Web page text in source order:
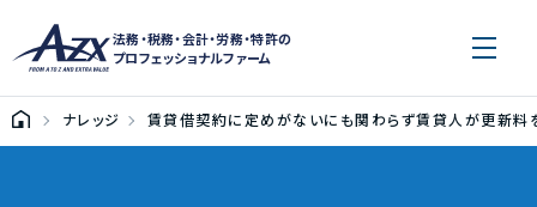
法務・税務・会計・労務・特許の
プロフェッショナルファーム
ナレッジ 賃貸借契約に定めがないにも関わらず賃貸人が更新料